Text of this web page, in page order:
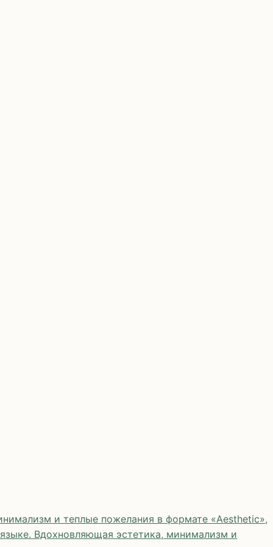
и теплые пожелания в формате «Aesthetic»,
Вдохновляющая эстетика, минимализм и